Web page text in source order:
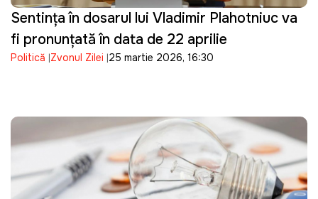
Sentinţa în dosarul lui Vladimir Plahotniuc va
fi pronunţată în data de 22 aprilie
Politică Zvonul Zilei 25 martie 2026, 16:30